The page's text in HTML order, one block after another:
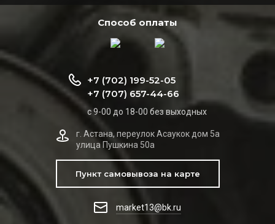
Способ оплаты
+7 (702) 199-52-05
+7 (707) 657-44-66
с 9-00 до 18-00 без выходных
г. Астана, переулок Асаукок дом 5а
улица Пушкина 50а
Пункт самовывоза на карте
market13@bk.ru